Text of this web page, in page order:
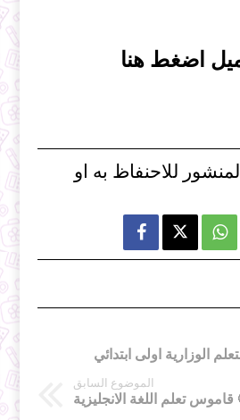
اضغط هنا
للاحنفاظ به او
 
الوزارية اولى ابتدائي
الموضوع السابق
قاموس تعلم اللغة الانجليزية